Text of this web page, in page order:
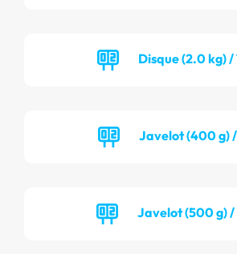
Disque (2.0 kg) /
Javelot (400 g) /
Javelot (500 g) /